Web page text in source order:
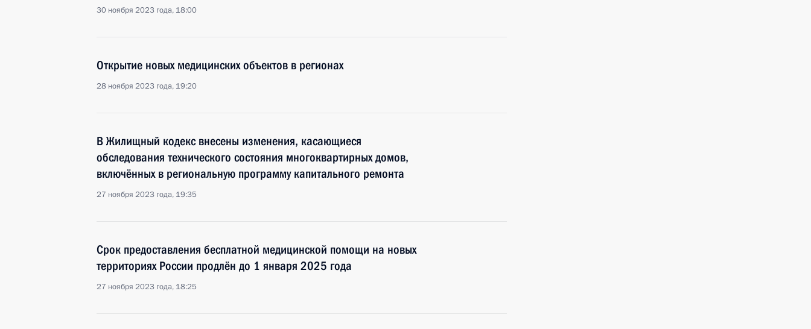
30 ноября 2023 года, 18:00
Открытие новых медицинских объектов в регионах
28 ноября 2023 года, 19:20
В Жилищный кодекс внесены изменения, касающиеся
обследования технического состояния многоквартирных домов,
включённых в региональную программу капитального ремонта
27 ноября 2023 года, 19:35
Срок предоставления бесплатной медицинской помощи на новых
территориях России продлён до 1 января 2025 года
27 ноября 2023 года, 18:25